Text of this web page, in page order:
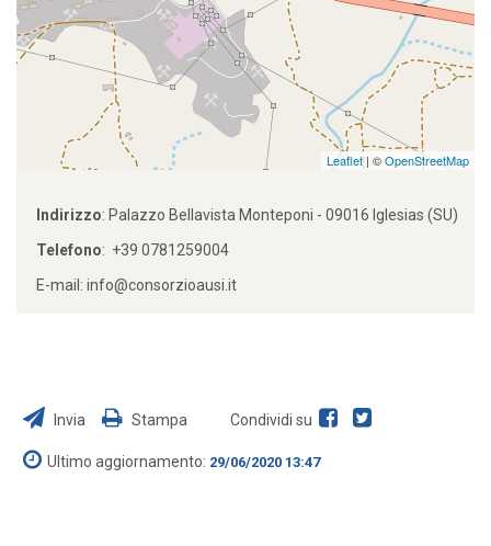
Leaflet| ©OpenStreetMap
Indirizzo: Palazzo Bellavista Monteponi - 09016 Iglesias (SU)
Telefono: +39 0781259004
E-mail: info@consorzioausi.it
Invia Stampa Condividi su
Ultimo aggiornamento: 29/06/2020 13:47